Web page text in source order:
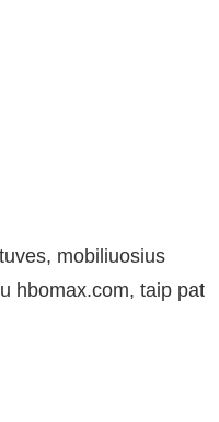
mobiliuosius
hbomax.com, taip pat